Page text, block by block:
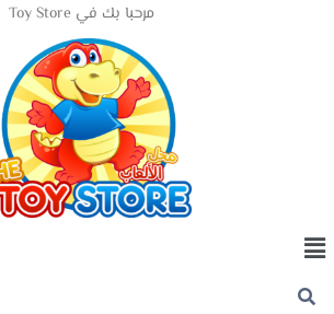
مرحبا بك في Toy Store